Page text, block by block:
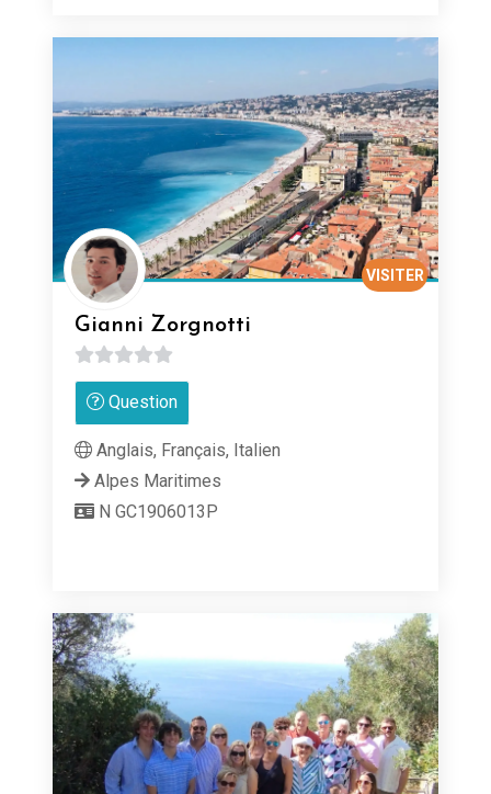
Gianni Zorgnotti
0
sur Question
VISITER
Anglais, Français, Italien
Alpes Maritimes
N GC1906013P